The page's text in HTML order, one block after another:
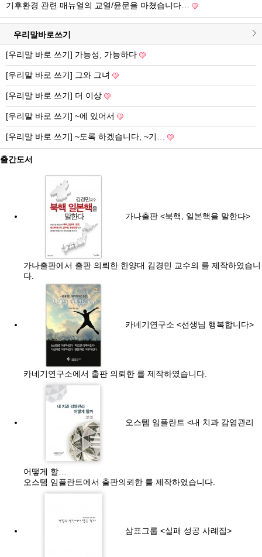
기후환경 관련 매뉴얼의 교열/윤문을 마쳤습니다…
우리말바로쓰기
[우리말 바로 쓰기] 가능성, 가능하다
[우리말 바로 쓰기] 그와 그녀
[우리말 바로 쓰기] 더 이상
[우리말 바로 쓰기] ~에 있어서
[우리말 바로 쓰기] ~도록 하겠습니다, ~기…
출간도서
가나출판 <북핵, 일본핵을 말한다>
가나출판에서 출판 의뢰한 한양대 김경민 교수의 를 제작하였습니
다.
카네기연구소 <선생님 행복합니다>
카네기연구소에서 출판 의뢰한 를 제작하였습니다.
오스템 임플란트 <내 치과 감염관리
어떻게 할…
오스템 임플란트에서 출판의뢰한 를 제작하였습니다.
삼표그룹 <실패 성공 사례집>